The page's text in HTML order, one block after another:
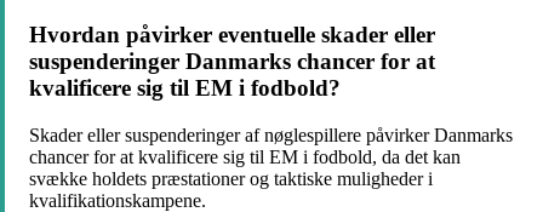
Hvordan påvirker eventuelle skader eller
suspenderinger Danmarks chancer for at
kvalificere sig til EM i fodbold?
Skader eller suspenderinger af nøglespillere påvirker Danmarks
chancer for at kvalificere sig til EM i fodbold, da det kan
svække holdets præstationer og taktiske muligheder i
kvalifikationskampene.